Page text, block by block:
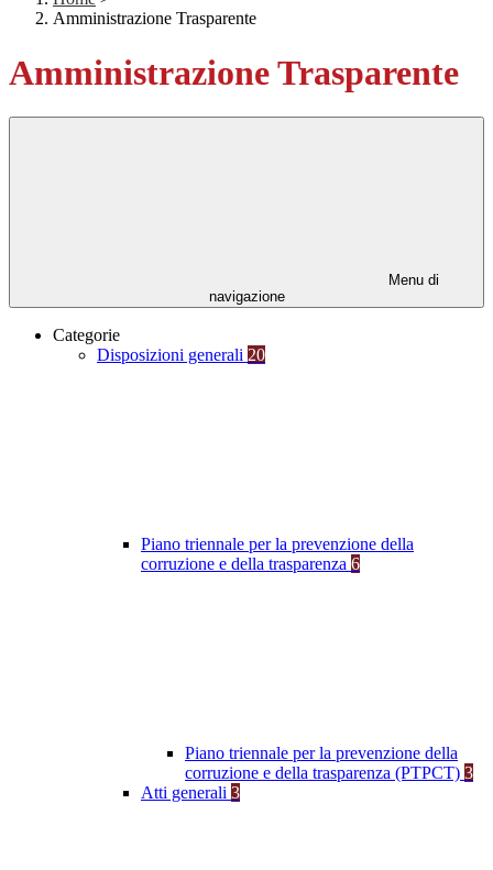
Amministrazione Trasparente
Amministrazione Trasparente
Menu di
navigazione
Categorie
Disposizioni generali 20
Piano triennale per la prevenzione della
corruzione e della trasparenza 6
Piano triennale per la prevenzione della
corruzione e della trasparenza (PTPCT) 3
Atti generali 3